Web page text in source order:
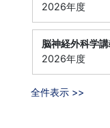
2026年度
脳神経外科学
2026年度
全件表示 >>